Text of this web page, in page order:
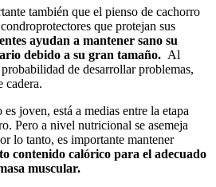
también que el pienso de cachorro
que protejan sus
ayudan a mantener sano su
debido a su gran tamaño. Al
de desarrollar problemas,
cadera.
joven, está a medias entre la etapa
Pero a nivel nutricional se asemeja
lo tanto, es importante mantener
contenido calórico para el adecuado
muscular.